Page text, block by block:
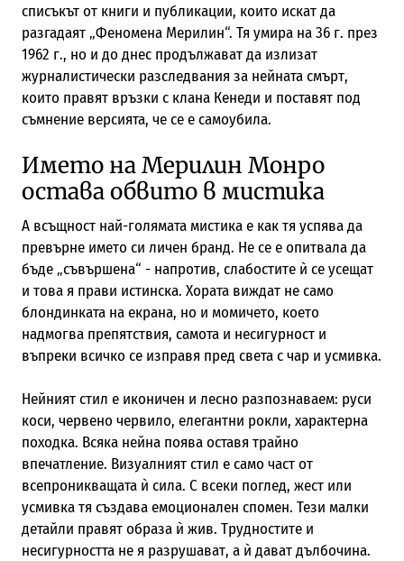
списъкът от книги и публикации, които искат да
разгадаят „Феномена Мерилин“. Тя умира на 36 г. през
1962 г., но и до днес продължават да излизат
журналистически разследвания за нейната смърт,
които правят връзки с клана Кенеди и поставят под
съмнение версията, че се е самоубила.
Името на Мерилин Монро
остава обвито в мистика
А всъщност най-голямата мистика е как тя успява да
превърне името си личен бранд. Не се е опитвала да
бъде „съвършена“ - напротив, слабостите ѝ се усещат
и това я прави истинска. Хората виждат не само
блондинката на екрана, но и момичето, което
надмогва препятствия, самота и несигурност и
въпреки всичко се изправя пред света с чар и усмивка.
Нейният стил е иконичен и лесно разпознаваем: руси
коси, червено червило, елегантни рокли, характерна
походка. Всяка нейна поява оставя трайно
впечатление. Визуалният стил е само част от
всепроникващата ѝ сила. С всеки поглед, жест или
усмивка тя създава емоционален спомен. Тези малки
детайли правят образа ѝ жив. Трудностите и
несигурността не я разрушават, а ѝ дават дълбочина.